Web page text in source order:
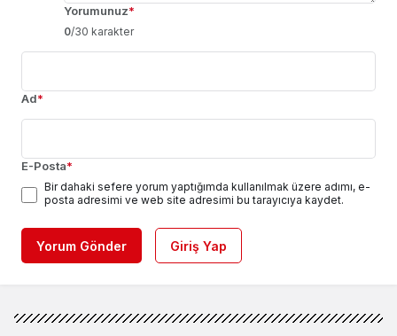
Yorumunuz*
0/30 karakter
Ad*
E-Posta*
Bir dahaki sefere yorum yaptığımda kullanılmak üzere adımı, e-
posta adresimi ve web site adresimi bu tarayıcıya kaydet.
Yorum Gönder Giriş Yap